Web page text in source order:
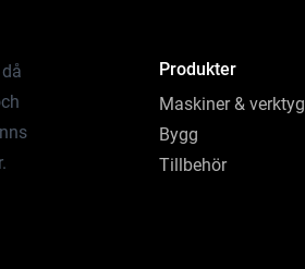
Produkter
Maskiner & verktyg
Bygg
Tillbehör